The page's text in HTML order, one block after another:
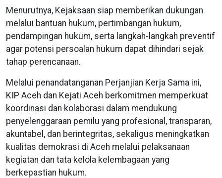
Menurutnya, Kejaksaan siap memberikan dukungan
melalui bantuan hukum, pertimbangan hukum,
pendampingan hukum, serta langkah-langkah preventif
agar potensi persoalan hukum dapat dihindari sejak
tahap perencanaan.
Melalui penandatanganan Perjanjian Kerja Sama ini,
KIP Aceh dan Kejati Aceh berkomitmen memperkuat
koordinasi dan kolaborasi dalam mendukung
penyelenggaraan pemilu yang profesional, transparan,
akuntabel, dan berintegritas, sekaligus meningkatkan
kualitas demokrasi di Aceh melalui pelaksanaan
kegiatan dan tata kelola kelembagaan yang
berkepastian hukum.